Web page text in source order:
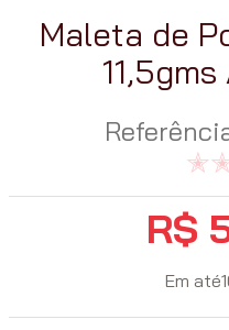
Maleta de
R$
Em até